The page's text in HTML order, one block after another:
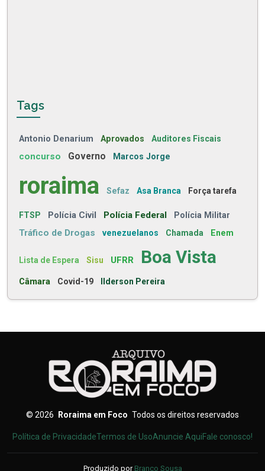
Tags
Antonio Denarium Aprovados Auditores Fiscais
concurso Governo Marcos Jorge
roraima Sefaz Asa Branca Força tarefa
FTSP Polícia Civil Polícia Federal Polícia Militar
Tráfico de Drogas venezuelanos Chamada Enem
Lista de Espera Sisu UFRR Boa Vista
Câmara Covid-19 Ilderson Pereira
© 2026 Roraima em Foco Todos os direitos reservados
Política de PrivacidadeTermos de UsoAnuncie AquiFale conosco!
Produzido por Branco Sousa